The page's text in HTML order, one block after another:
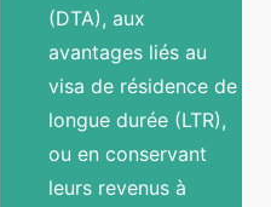
(DTA), aux
avantages liés au
visa de résidence de
longue durée (LTR),
ou en conservant
leurs revenus à